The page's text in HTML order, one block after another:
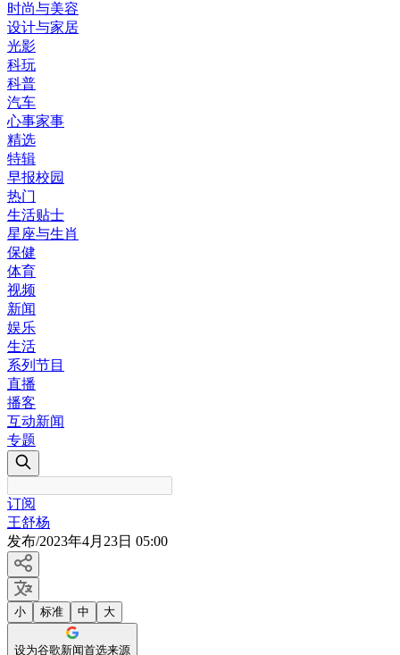
时尚与美容
设计与家居
光影
科玩
科普
汽车
心事家事
精选
特辑
早报校园
热门
生活贴士
星座与生肖
保健
体育
视频
新闻
娱乐
生活
系列节目
直播
播客
互动新闻
专题
订阅
王舒杨
发布/2023年4月23日 05:00
小 标准 中 大
设为谷歌新闻首选来源